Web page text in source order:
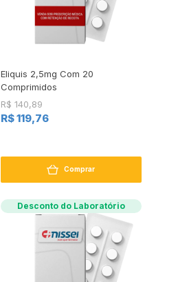
Eliquis 2,5mg Com 20
Comprimidos
R$ 140,89
R$ 119,76
Comprar
Desconto do Laboratório